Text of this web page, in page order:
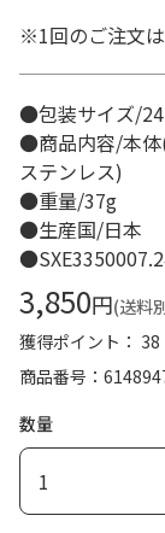
※1回のご注文は
●包装サイズ/
●商品内容/本
ステンレス)
●重量/37g
●生産国/日本
3,850円(送料
獲得ポイント：
商品番号
数量
1